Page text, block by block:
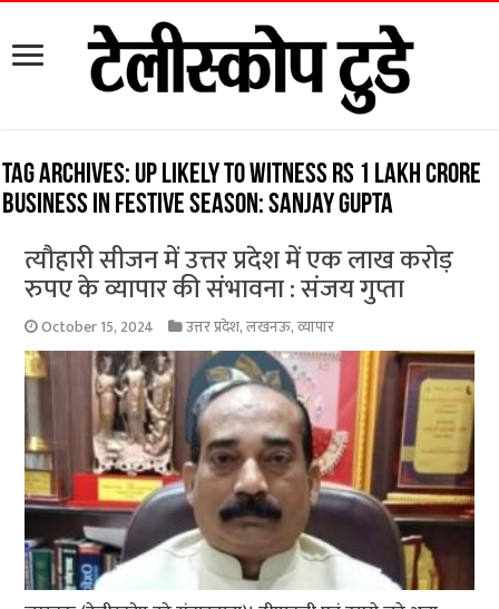
Tag Archives: UP likely to witness Rs 1 lakh crore
business in festive season: Sanjay Gupta
त्यौहारी सीजन में उत्तर प्रदेश में एक लाख करोड़
रुपए के व्यापार की संभावना : संजय गुप्ता
October 15, 2024 उत्तर प्रदेश,लखनऊ,व्यापार